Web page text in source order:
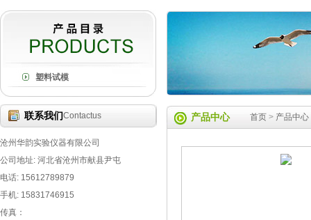
塑料试模
联系我们Contactus
沧州华韵实验仪器有限公司
公司地址: 河北省沧州市献县尹屯
电话: 15612789879
手机: 15831746915
传真：
产品中心 首页 > 产品中心